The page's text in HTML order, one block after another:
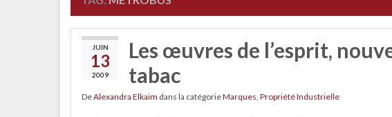
JUIN
13
2009
Les œuvres de l’esprit,
tabac
DeAlexandra Elkaim dans la catégorieMarques, Propriété Industrielle